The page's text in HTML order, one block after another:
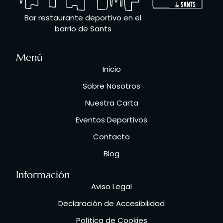
Bar restaurante deportivo en el
barrio de Sants
Menú
Inicio
Sobre Nosotros
Nuestra Carta
Eventos Deportivos
Contacto
Blog
Información
Aviso Legal
Declaración de Accesibilidad
Política de Cookies